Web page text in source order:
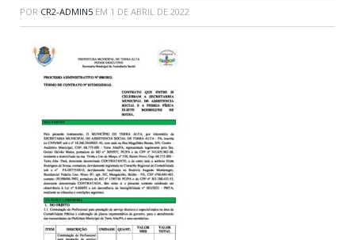
POR CR2-ADMIN5 EM 1 DE ABRIL DE 2022